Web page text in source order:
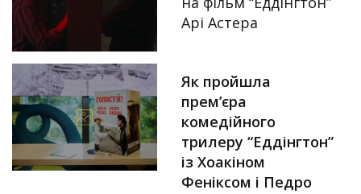
Арі Астера
Автор: Аліна Бондарєва
Як пройшла
прем’єра
комедійного
трилеру “Еддінгтон”
із Хоакіном
Феніксом і Педро